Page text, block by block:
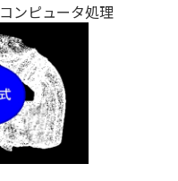
ンピュータ処理